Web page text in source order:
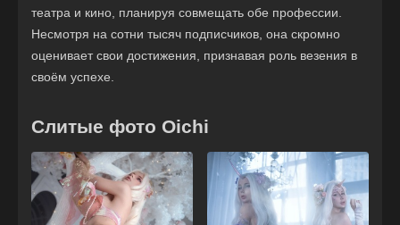
театра и кино, планируя совмещать обе профессии.
Несмотря на сотни тысяч подписчиков, она скромно
оценивает свои достижения, признавая роль везения в
своём успехе.
Слитые фото Oichi